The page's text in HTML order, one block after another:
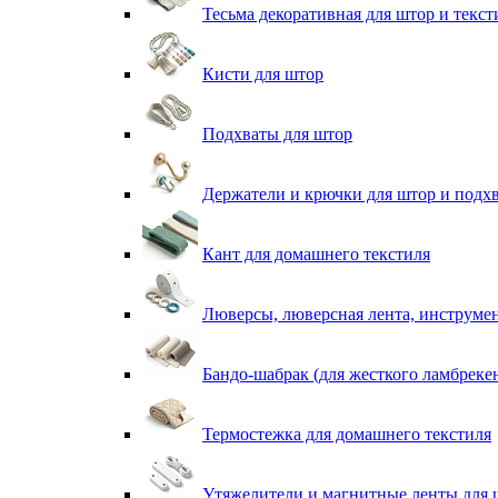
Тесьма декоративная для штор и
Кисти для штор
Подхваты для штор
Держатели и крючки для штор и
Кант для домашнего текстиля
Люверсы, люверсная лента,
Бандо-шабрак (для жесткого
Термостежка для домашнего текстиля
Утяжелители и магнитные ленты для